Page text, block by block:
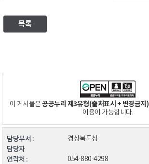
목록
이 게시물은공공누리 제3유형(출처표시 + 변경금지)
이용이 가능합니다.
담당부서 : 경상북도청
담당자
연락처 :
054-880-4298